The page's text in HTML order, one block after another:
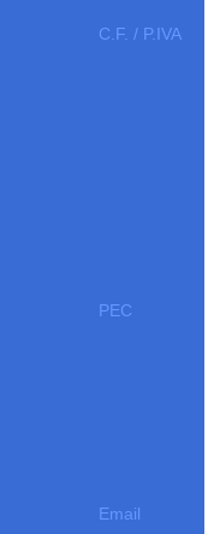
C.F. / P.IVA
PEC
Email